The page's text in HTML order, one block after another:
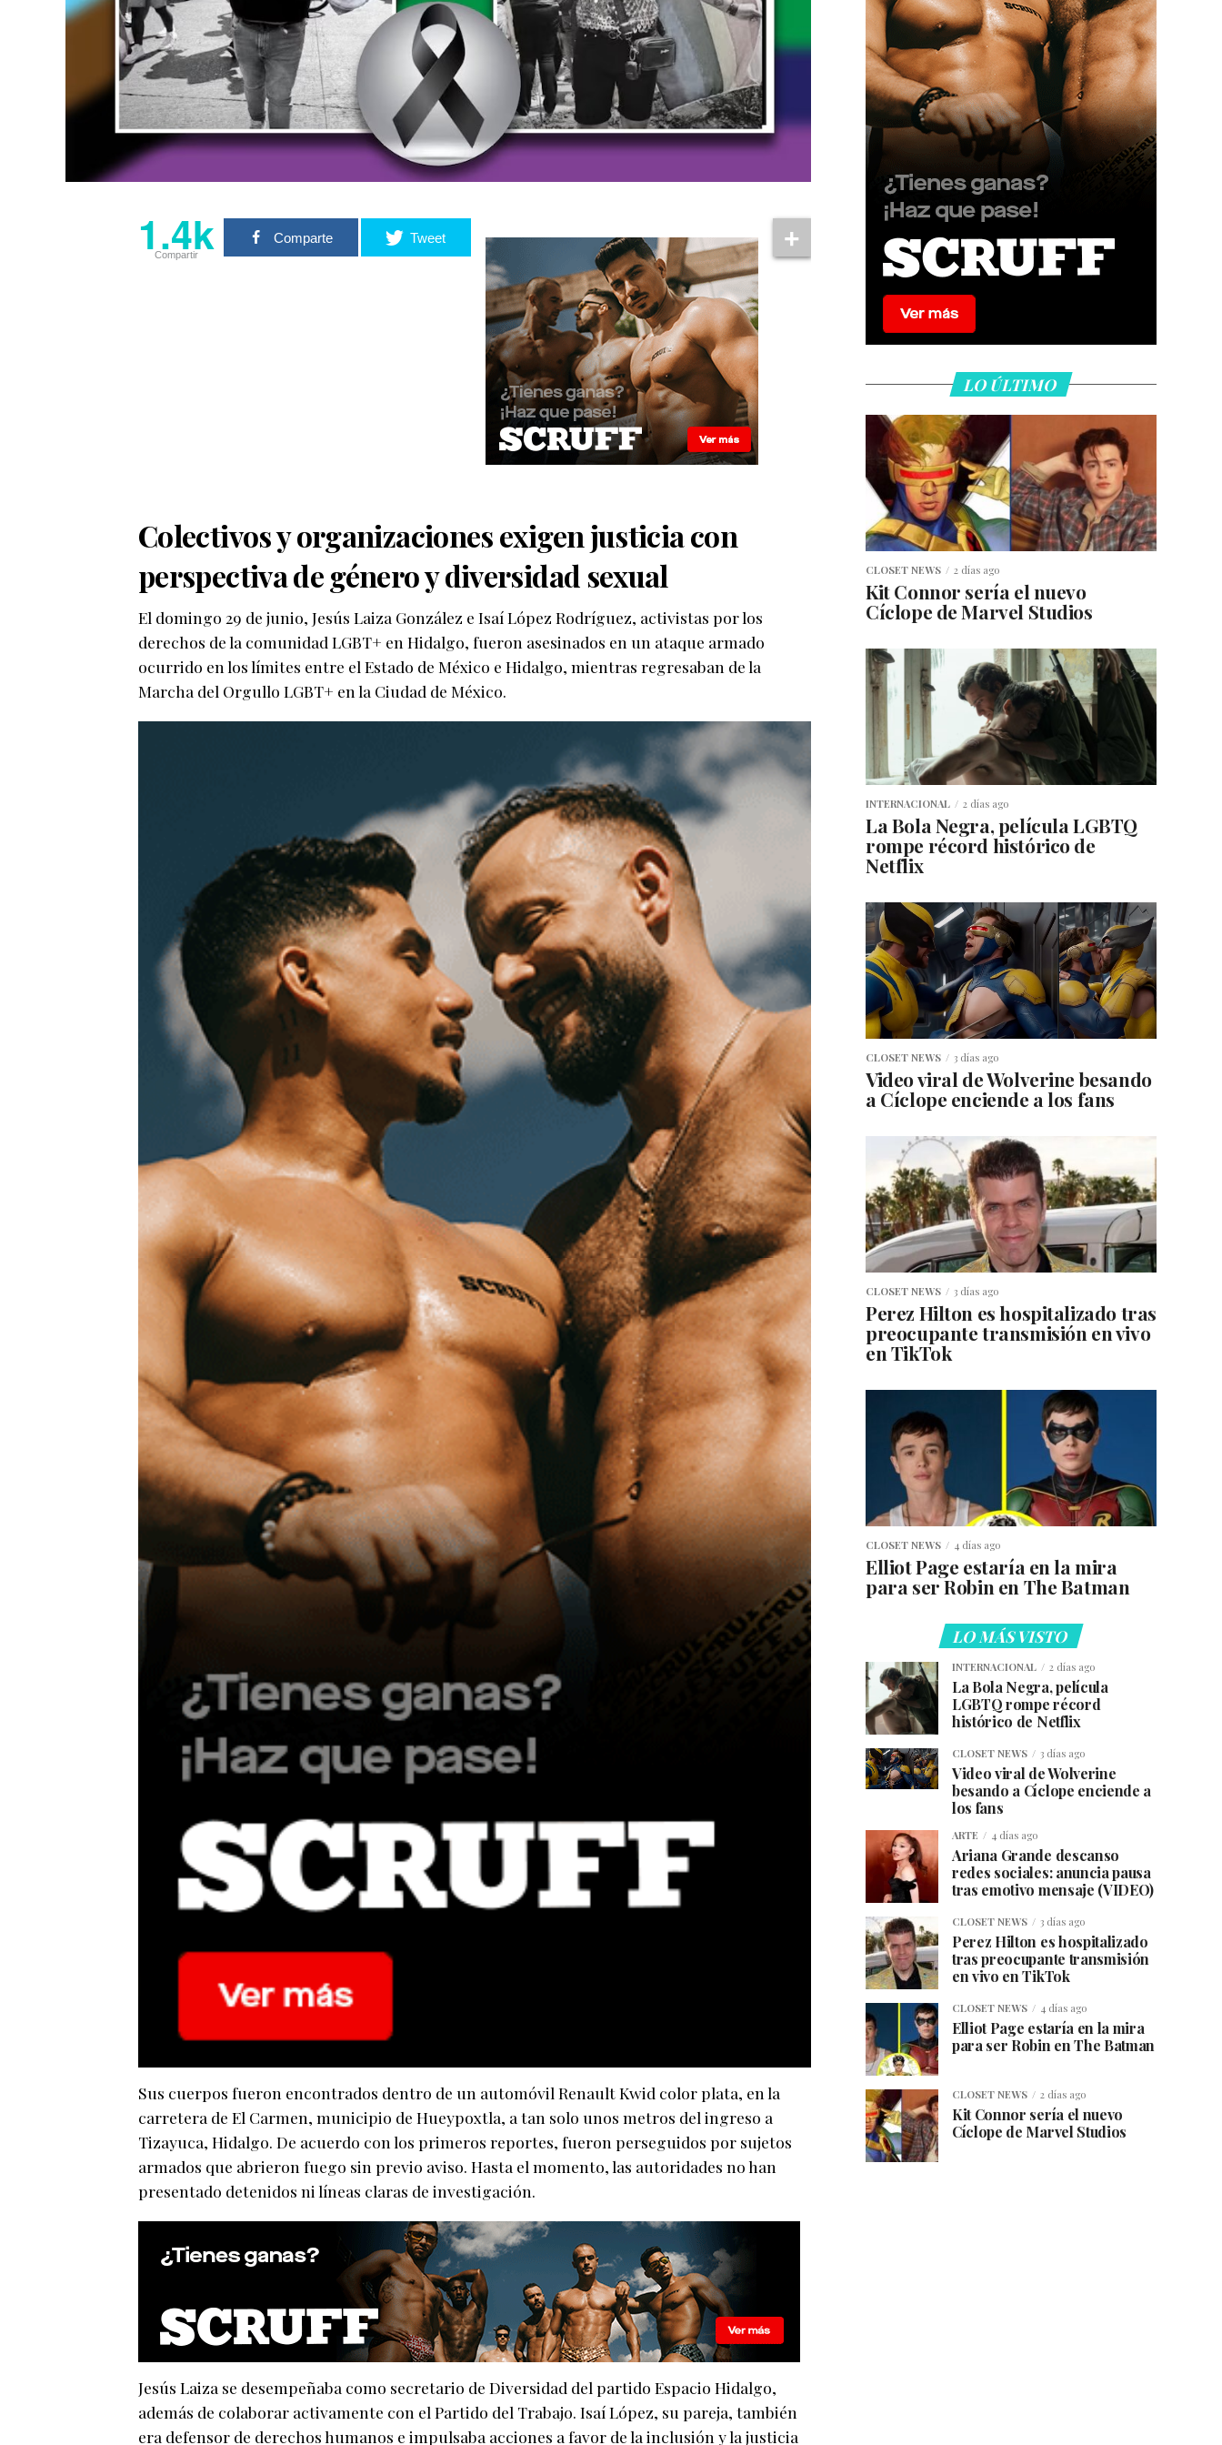
1.4k
Compartir
Comparte Tweet
Colectivos y organizaciones exigen justicia con
perspectiva de género y diversidad sexual
El domingo 29 de junio, Jesús Laiza González e Isaí López Rodríguez, activistas por los
derechos de la comunidad LGBT+ en Hidalgo, fueron asesinados en un ataque armado
ocurrido en los límites entre el Estado de México e Hidalgo, mientras regresaban de la
Marcha del Orgullo LGBT+ en la Ciudad de México.
Sus cuerpos fueron encontrados dentro de un automóvil Renault Kwid color plata, en la
carretera de El Carmen, municipio de Hueypoxtla, a tan solo unos metros del ingreso a
Tizayuca, Hidalgo. De acuerdo con los primeros reportes, fueron perseguidos por sujetos
armados que abrieron fuego sin previo aviso. Hasta el momento, las autoridades no han
presentado detenidos ni líneas claras de investigación.
Jesús Laiza se desempeñaba como secretario de Diversidad del partido Espacio Hidalgo,
además de colaborar activamente con el Partido del Trabajo. Isaí López, su pareja, también
era defensor de derechos humanos e impulsaba acciones a favor de la inclusión y la justicia
LO ÚLTIMO
CLOSET NEWS 2 días ago
Kit Connor sería el nuevo
Cíclope de Marvel Studios
INTERNACIONAL 2 días ago
La Bola Negra, película LGBTQ
rompe récord histórico de
Netflix
CLOSET NEWS 3 días ago
Video viral de Wolverine besando
a Cíclope enciende a los fans
CLOSET NEWS 3 días ago
Perez Hilton es hospitalizado tras
preocupante transmisión en vivo
en TikTok
CLOSET NEWS 4 días ago
Elliot Page estaría en la mira
para ser Robin en The Batman
LO MÁS VISTO
INTERNACIONAL 2 días ago
La Bola Negra, película
LGBTQ rompe récord
histórico de Netflix
CLOSET NEWS 3 días ago
Video viral de Wolverine
besando a Cíclope enciende a
los fans
ARTE 4 días ago
Ariana Grande descanso
redes sociales: anuncia pausa
tras emotivo mensaje (VIDEO)
CLOSET NEWS 3 días ago
Perez Hilton es hospitalizado
tras preocupante transmisión
en vivo en TikTok
CLOSET NEWS 4 días ago
Elliot Page estaría en la mira
para ser Robin en The Batman
CLOSET NEWS 2 días ago
Kit Connor sería el nuevo
Cíclope de Marvel Studios